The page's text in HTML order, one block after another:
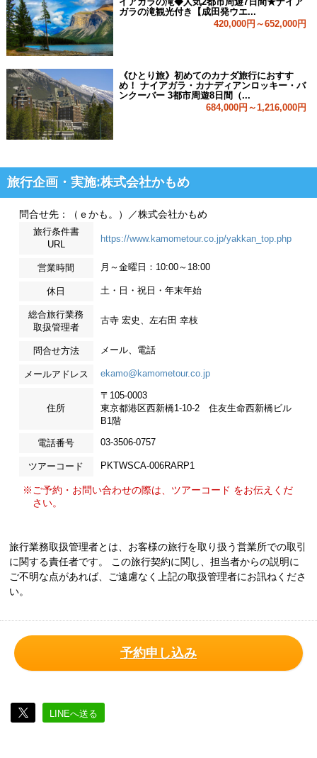
ガラの滝観光付き【成田発ウエ...
420,000円～652,000円
《ひとり旅》初めてのカナダ旅行におすす
め！ ナイアガラ・カナディアンロッキー・バ
ンクーバー 3都市周遊8日間（...
684,000円～1,216,000円
旅行企画・実施:株式会社かもめ
問合せ先：（ｅかも。）／株式会社かもめ
旅行条件書
URL
https://www.kamometour.co.jp/yakkan_top.php
営業時間 月～金曜日：10:00～18:00
休日 土・日・祝日・年末年始
総合旅行業務
取扱管理者
古寺 宏史、左右田 幸枝
問合せ方法 メール、電話
メールアドレス ekamo@kamometour.co.jp
住所
〒105-0003
東京都港区西新橋1-10-2 住友生命西新橋ビル
B1階
電話番号 03-3506-0757
ツアーコード PKTWSCA-006RARP1
※ご予約・お問い合わせの際は、ツアーコード をお伝えくだ
さい。
旅行業務取扱管理者とは、お客様の旅行を取り扱う営業所での取引
に関する責任者です。 この旅行契約に関し、担当者からの説明に
ご不明な点があれば、ご遠慮なく上記の取扱管理者にお訊ねくださ
い。
予約申し込み
LINEへ送る